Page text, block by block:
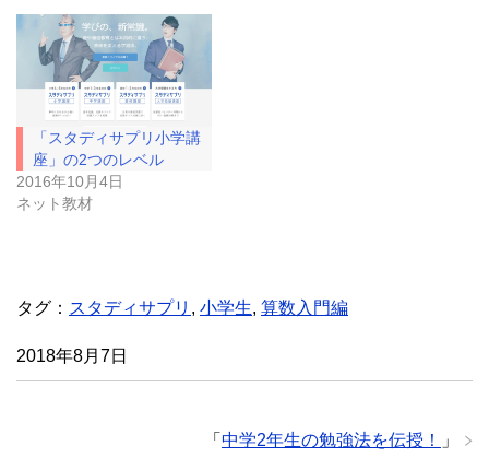
ン
ド
ウ
で
開
き
ま
す
)
だ
さ
い
(
新
し
い
ウ
ィ
ン
ド
ウ
で
「スタディサプリ小学講
座」の2つのレベル
2016年10月4日
ネット教材
タグ： スタディサプリ , 小学生, 算数入門編
2018年8月7日
「 中学2年生の勉強法を伝授！ 」